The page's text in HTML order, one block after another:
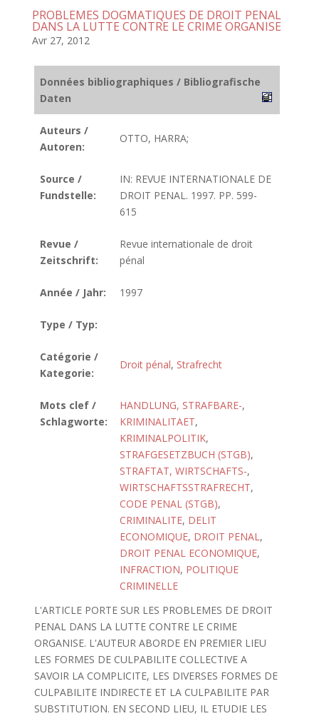
PROBLEMES DOGMATIQUES DE DROIT PENAL
DANS LA LUTTE CONTRE LE CRIME ORGANISE
Avr 27, 2012
Données bibliographiques / Bibliografische
Daten
Auteurs /
Autoren:
OTTO, HARRA;
Source /
Fundstelle:
IN: REVUE INTERNATIONALE DE
DROIT PENAL. 1997. PP. 599-
615
Revue /
Zeitschrift:
Revue internationale de droit
pénal
Année / Jahr: 1997
Type / Typ:
Catégorie /
Kategorie:
Droit pénal, Strafrecht
Mots clef /
Schlagworte:
HANDLUNG, STRAFBARE-,
KRIMINALITAET,
KRIMINALPOLITIK,
STRAFGESETZBUCH (STGB),
STRAFTAT, WIRTSCHAFTS-,
WIRTSCHAFTSSTRAFRECHT,
CODE PENAL (STGB),
CRIMINALITE, DELIT
ECONOMIQUE, DROIT PENAL,
DROIT PENAL ECONOMIQUE,
INFRACTION, POLITIQUE
CRIMINELLE
L'ARTICLE PORTE SUR LES PROBLEMES DE DROIT
PENAL DANS LA LUTTE CONTRE LE CRIME
ORGANISE. L'AUTEUR ABORDE EN PREMIER LIEU
LES FORMES DE CULPABILITE COLLECTIVE A
SAVOIR LA COMPLICITE, LES DIVERSES FORMES DE
CULPABILITE INDIRECTE ET LA CULPABILITE PAR
SUBSTITUTION. EN SECOND LIEU, IL ETUDIE LES